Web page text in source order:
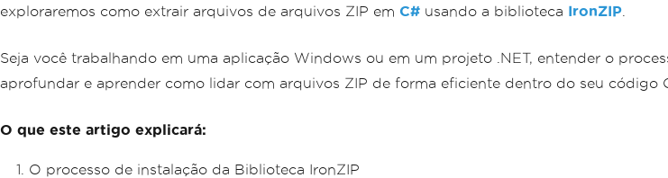
exploraremos como extrair arquivos de arquivos ZIP em C# usando a biblioteca IronZIP
Seja você trabalhando em uma aplicação Windows ou em um projeto .NET, entender o
aprofundar e aprender como lidar com arquivos ZIP de forma eficiente dentro do seu código
O que este artigo explicará:
O processo de instalação da Biblioteca IronZIP